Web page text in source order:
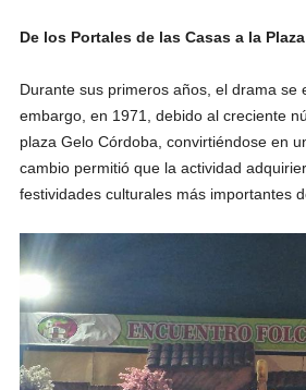
De los Portales de las Casas a la
Durante sus primeros años, el drama se
embargo, en 1971, debido al creciente
plaza Gelo Córdoba, convirtiéndose en
cambio permitió que la actividad
festividades culturales más importantes